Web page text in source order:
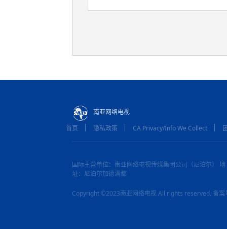
南亚网络电视
首页
隐私政策 CA Privacy/Info We Collect
国际主营单位：南亚网络电视传媒集团公司（尼泊尔） 地
址：尼泊尔加德满都
Copyright ©2023南亚网络电视 All rights reserved. 备